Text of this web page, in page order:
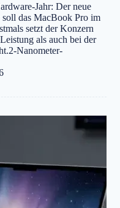
Jahr: Der neue
das MacBook Pro im
setzt der Konzern
als auch bei der
Nanometer-